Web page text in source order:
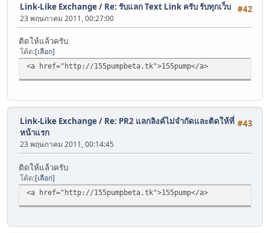
#42
Link-Like Exchange/ Re: รับแลก Text Link ครับ รับทุกเว็บ
23 พฤษภาคม 2011, 00:27:00
ติดให้แล้วครับ
โค้ด เลือก
<a href="http://155pumpbeta.tk">155pump</a>
#43
Link-Like Exchange/ Re: PR2 แลกลิงค์ไม่จำกัดและติดให้ที่
หน้าแรก
23 พฤษภาคม 2011, 00:14:45
ติดให้แล้วครับ
โค้ด เลือก
<a href="http://155pumpbeta.tk">155pump</a>